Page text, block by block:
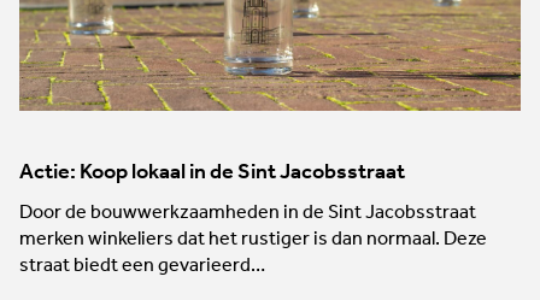
Actie: Koop lokaal in de Sint Jacobsstraat
Door de bouwwerkzaamheden in de Sint Jacobsstraat
merken winkeliers dat het rustiger is dan normaal. Deze
straat biedt een gevarieerd…